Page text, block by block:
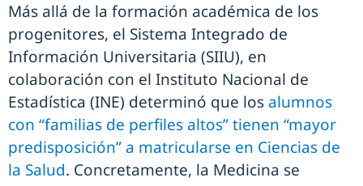
Más allá de la formación académica de los
progenitores, el Sistema Integrado de
Información Universitaria (SIIU), en
colaboración con el Instituto Nacional de
Estadística (INE) determinó que los alumnos
con “familias de perfiles altos” tienen “mayor
predisposición” a matricularse en Ciencias de
la Salud. Concretamente, la Medicina se